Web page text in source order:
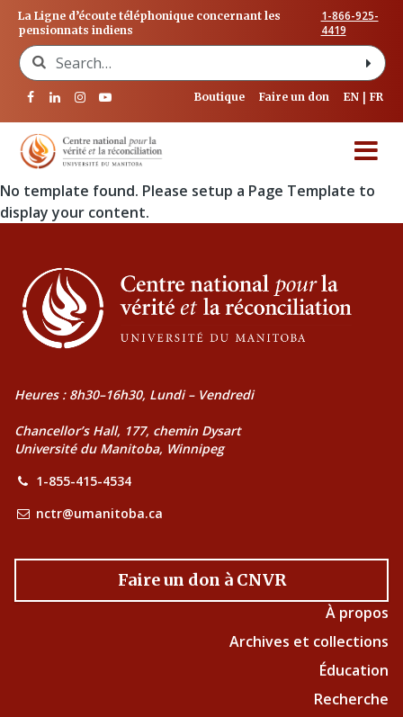
La Ligne d’écoute téléphonique concernant les
pensionnats indiens
1-866-925-
4419
Search for:
Boutique Faire un don EN FR
No template found. Please setup a Page Template to
display your content.
Heures : 8h30–16h30, Lundi – Vendredi
Chancellor’s Hall, 177, chemin Dysart
Université du Manitoba, Winnipeg
1-855-415-4534
nctr@umanitoba.ca
Faire un don à CNVR
À propos
Archives et collections
Éducation
Recherche